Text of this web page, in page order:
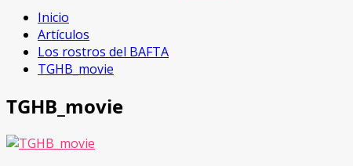
Inicio
Artículos
Los rostros del BAFTA
TGHB_movie
TGHB_movie